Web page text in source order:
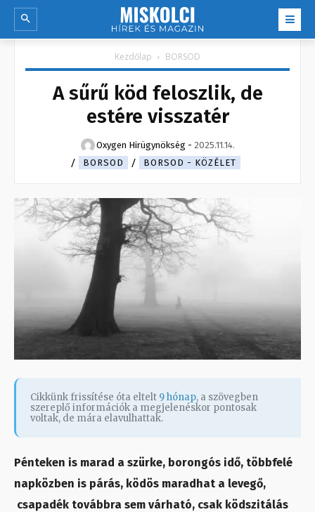
Kezdőlap BORSOD
A sűrű köd feloszlik, de
estére visszatér
Oxygen Hirügynökség - 2025.11.14.
BORSOD
BORSOD - KÖZÉLET
Cikkünk frissítése óta eltelt 9 hónap, a szövegben
szereplő információk a megjelenéskor pontosak
voltak, de mára elavulhattak.
Pénteken is marad a szürke, borongós idő, többfelé
napközben is párás, ködös maradhat a levegő,
csapadék továbbra sem várható, csak ködszitálás